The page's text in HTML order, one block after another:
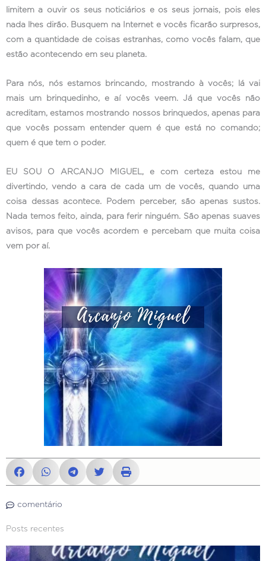
limitem a ouvir os seus noticiários e os seus jornais, pois eles
nada lhes dirão. Busquem na Internet e vocês ficarão surpresos,
com a quantidade de coisas estranhas, como vocês falam, que
estão acontecendo em seu planeta.
Para nós, nós estamos brincando, mostrando à vocês; lá vai
mais um brinquedinho, e aí vocês veem. Já que vocês não
acreditam, estamos mostrando nossos brinquedos, apenas para
que vocês possam entender quem é que está no comando;
quem é que tem o poder.
EU SOU O ARCANJO MIGUEL, e com certeza estou me
divertindo, vendo a cara de cada um de vocês, quando uma
coisa dessas acontece. Podem perceber, são apenas sustos.
Nada temos feito, ainda, para ferir ninguém. São apenas suaves
avisos, para que vocês acordem e percebam que muita coisa
vem por aí.
comentário
Posts recentes